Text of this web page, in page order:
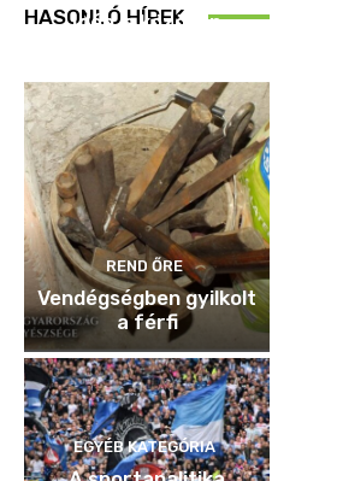
HASONLÓ HÍREK
Idén is közösen
REND ŐRE
Vendégségben gyilkolt
a férfi
EGYÉB KATEGÓRIA